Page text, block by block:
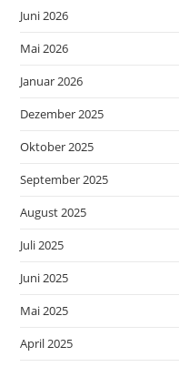
Juni 2026
Mai 2026
Januar 2026
Dezember 2025
Oktober 2025
September 2025
August 2025
Juli 2025
Juni 2025
Mai 2025
April 2025